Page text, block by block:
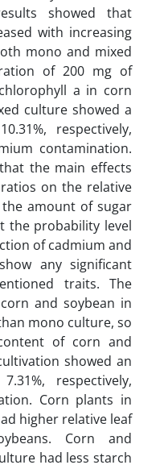
showed that
with increasing
mono and mixed
of 200 mg of
a in corn
culture showed a
respectively,
contamination.
the main effects
on the relative
amount of sugar
the probability level
of cadmium and
any significant
traits. The
and soybean in
mono culture, so
of corn and
showed an
respectively,
Corn plants in
higher relative leaf
Corn and
had less starch